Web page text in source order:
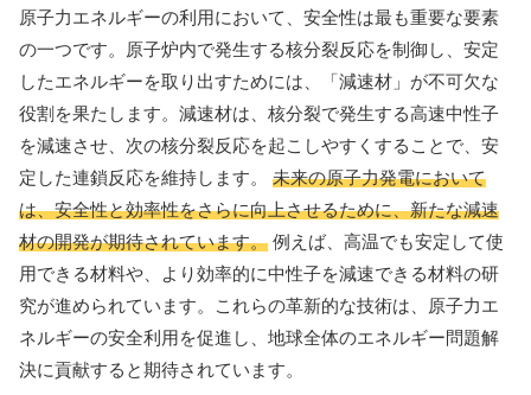
原子力エネルギーの利用において、安全性は最も重要な要素
の一つです。原子炉内で発生する核分裂反応を制御し、安定
したエネルギーを取り出すためには、「減速材」が不可欠な
役割を果たします。減速材は、核分裂で発生する高速中性子
を減速させ、次の核分裂反応を起こしやすくすることで、安
定した連鎖反応を維持します。 未来の原子力発電において
は、安全性と効率性をさらに向上させるために、新たな減速
材の開発が期待されています。 例えば、高温でも安定して使
用できる材料や、より効率的に中性子を減速できる材料の研
究が進められています。これらの革新的な技術は、原子力エ
ネルギーの安全利用を促進し、地球全体のエネルギー問題解
決に貢献すると期待されています。